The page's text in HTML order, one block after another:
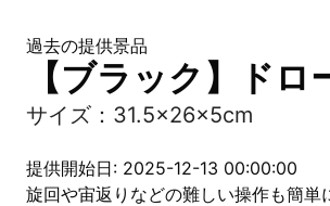
過去の提供景品
【ブラック】ドロ
サイズ：31.5×26×5cm
提供開始日: 2025-12-13 00:00:00
旋回や宙返りなどの難しい操作も簡単